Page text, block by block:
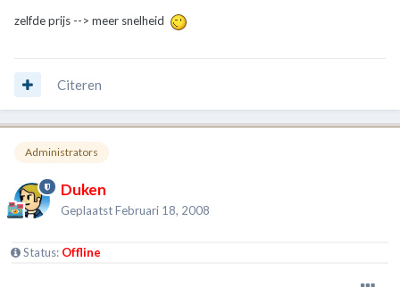
zelfde prijs --> meer snelheid
Citeren
Administrators
Duken
GeplaatstFebruari 18, 2008
Status: Offline